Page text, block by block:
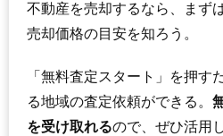
不動産を売却するなら、まず
売却価格の目安を知ろう。
「無料査定スタート」を押す
る地域の査定依頼ができる。
を受け取れるので、ぜひ活用